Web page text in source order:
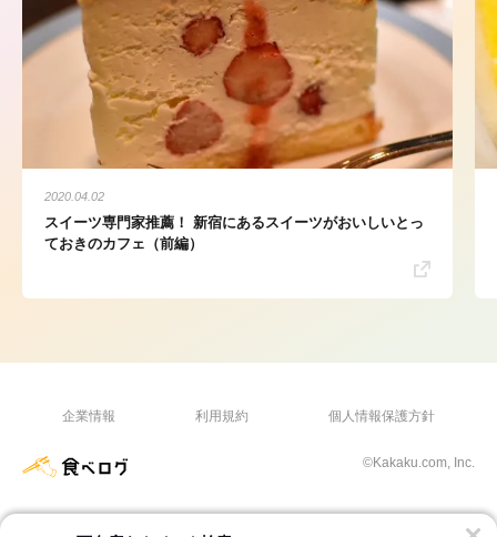
2020.04.02
スイーツ専門家推薦！ 新宿にあるスイーツがおいしいとっ
ておきのカフェ（前編）
企業情報 利用規約 個人情報保護方針
©Kakaku.com, Inc.